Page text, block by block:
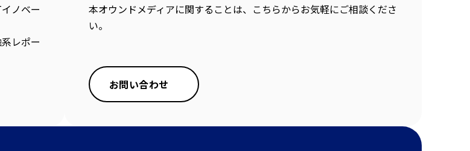
ノベー
レポー
本オウンドメディアに関することは、こちらからお気軽にご相談くださ
い。
お問い合わせ